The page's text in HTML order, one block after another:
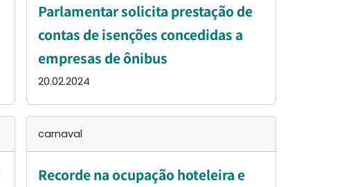
Parlamentar solicita prestação de
contas de isenções concedidas a
empresas de ônibus
20.02.2024
carnaval
Recorde na ocupação hoteleira e